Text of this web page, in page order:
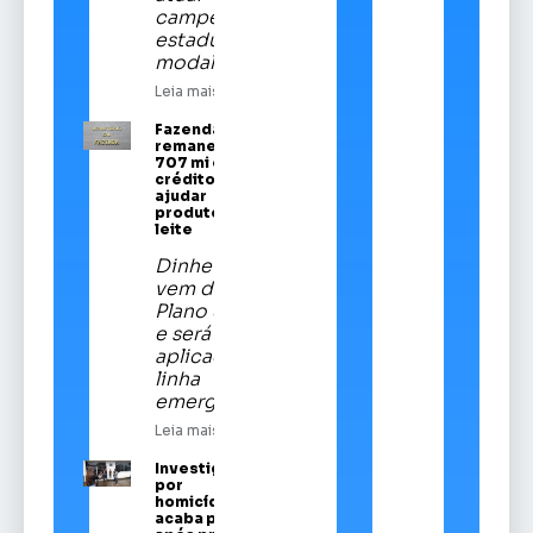
campeã
estadual da
modalidade
Leia mais
Fazenda
remaneja R$
707 mi em
crédito para
ajudar
produtores de
leite
Dinheiro
vem do
Plano Safra
e será
aplicado em
linha
emergencial
Leia mais
Investigado
por
homicídios
acaba preso